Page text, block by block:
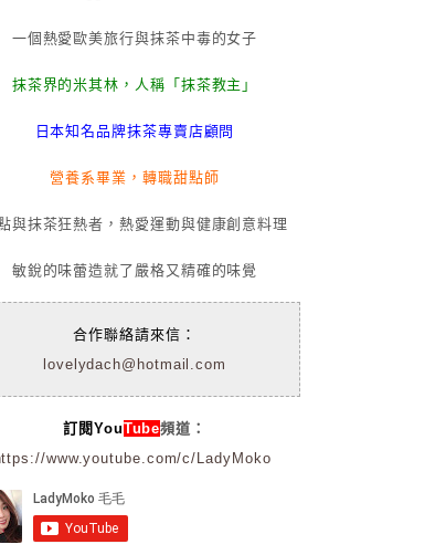
一個熱愛歐美旅行與抹茶中毒的女子
抹茶界的米其林，人稱「抹茶教主」
日本知名品牌抹茶專賣店顧問
營養系畢業，轉職甜點師
與抹茶狂熱者，熱愛運動與健康創意料理
敏銳的味蕾造就了嚴格又精確的味覺
合作聯絡請來信：
lovelydach@hotmail.com
訂閱YouTube頻道：
www.youtube.com/c/LadyMoko